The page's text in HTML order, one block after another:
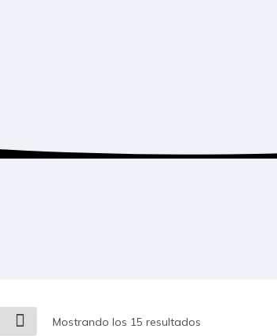
Mostrando los 15 resultados